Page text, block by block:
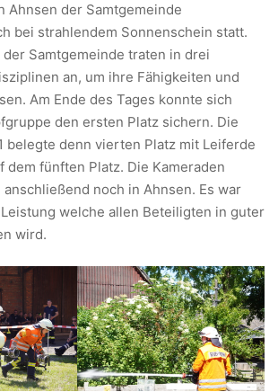
Ahnsen der Samtgemeinde
bei strahlendem Sonnenschein statt.
Samtgemeinde traten in drei
an, um ihre Fähigkeiten und
Am Ende des Tages konnte sich
den ersten Platz sichern. Die
belegte denn vierten Platz mit Leiferde
dem fünften Platz. Die Kameraden
noch in Ahnsen. Es war
welche allen Beteiligten in guter
wird.